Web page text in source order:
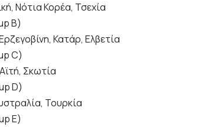
Νότια Κορέα, Τσεχία
B)
Κατάρ, Ελβετία
C)
Σκωτία
D)
Τουρκία
E)